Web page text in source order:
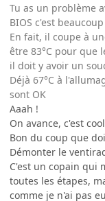
Tu as un problème
BIOS c'est
En fait, il coupe à
être 83°C pour que
il doit y avoir un
Déjà 67°C à
sont OK
Aaah !
On avance, c'est
Bon du coup que
Démonter le
C'est un copain qui
toutes les étapes,
comme je n'ai pas